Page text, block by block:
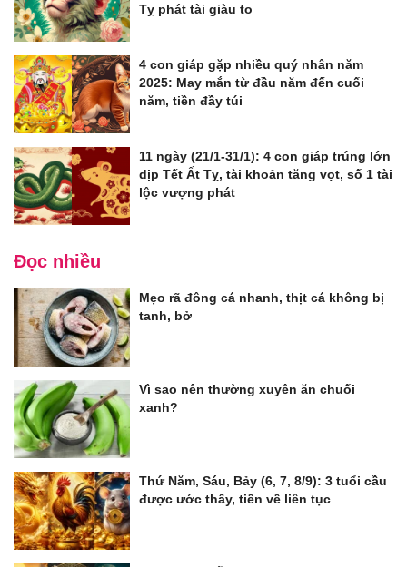
Tỵ phát tài giàu to
4 con giáp gặp nhiều quý nhân năm
2025: May mắn từ đầu năm đến cuối
năm, tiền đầy túi
11 ngày (21/1-31/1): 4 con giáp trúng lớn
dịp Tết Ất Tỵ, tài khoản tăng vọt, số 1 tài
lộc vượng phát
Đọc nhiều
Mẹo rã đông cá nhanh, thịt cá không bị
tanh, bở
Vì sao nên thường xuyên ăn chuối
xanh?
Thứ Năm, Sáu, Bảy (6, 7, 8/9): 3 tuổi cầu
được ước thấy, tiền về liên tục